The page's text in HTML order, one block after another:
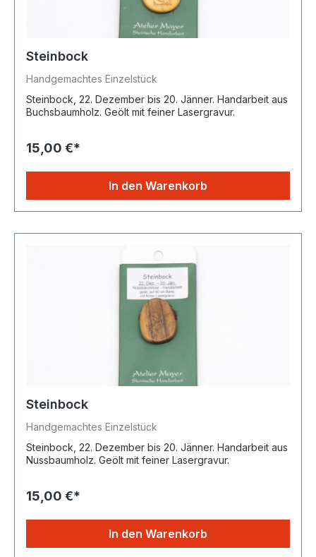
Steinbock
Handgemachtes Einzelstück
Steinbock, 22. Dezember bis 20. Jänner. Handarbeit aus
Buchsbaumholz. Geölt mit feiner Lasergravur.
15,00 €*
In den Warenkorb
Steinbock
Handgemachtes Einzelstück
Steinbock, 22. Dezember bis 20. Jänner. Handarbeit aus
Nussbaumholz. Geölt mit feiner Lasergravur.
15,00 €*
In den Warenkorb